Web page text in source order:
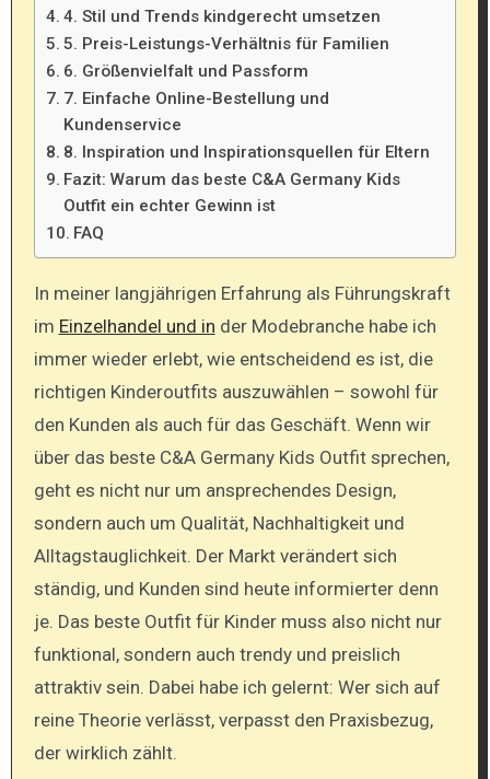
4. Stil und Trends kindgerecht umsetzen
5. Preis-Leistungs-Verhältnis für Familien
6. Größenvielfalt und Passform
7. Einfache Online-Bestellung und
Kundenservice
8. Inspiration und Inspirationsquellen für Eltern
Fazit: Warum das beste C&A Germany Kids
Outfit ein echter Gewinn ist
FAQ
In meiner langjährigen Erfahrung als Führungskraft
im Einzelhandel und in der Modebranche habe ich
immer wieder erlebt, wie entscheidend es ist, die
richtigen Kinderoutfits auszuwählen – sowohl für
den Kunden als auch für das Geschäft. Wenn wir
über das beste C&A Germany Kids Outfit sprechen,
geht es nicht nur um ansprechendes Design,
sondern auch um Qualität, Nachhaltigkeit und
Alltagstauglichkeit. Der Markt verändert sich
ständig, und Kunden sind heute informierter denn
je. Das beste Outfit für Kinder muss also nicht nur
funktional, sondern auch trendy und preislich
attraktiv sein. Dabei habe ich gelernt: Wer sich auf
reine Theorie verlässt, verpasst den Praxisbezug,
der wirklich zählt.